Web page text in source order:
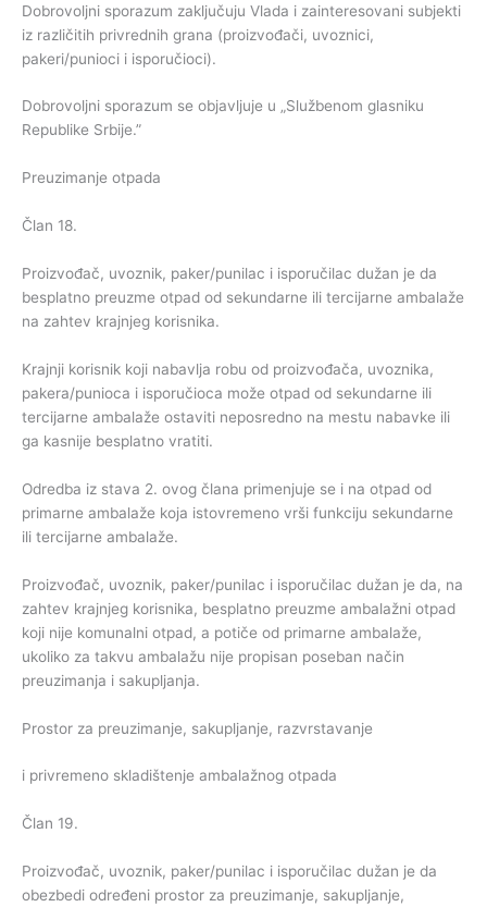
Dobrovoljni sporazum zaključuju Vlada i zainteresovani subjekti
iz različitih privrednih grana (proizvođači, uvoznici,
pakeri/punioci i isporučioci).
Dobrovoljni sporazum se objavljuje u „Službenom glasniku
Republike Srbije.”
Preuzimanje otpada
Član 18.
Proizvođač, uvoznik, paker/punilac i isporučilac dužan je da
besplatno preuzme otpad od sekundarne ili tercijarne ambalaže
na zahtev krajnjeg korisnika.
Krajnji korisnik koji nabavlja robu od proizvođača, uvoznika,
pakera/punioca i isporučioca može otpad od sekundarne ili
tercijarne ambalaže ostaviti neposredno na mestu nabavke ili
ga kasnije besplatno vratiti.
Odredba iz stava 2. ovog člana primenjuje se i na otpad od
primarne ambalaže koja istovremeno vrši funkciju sekundarne
ili tercijarne ambalaže.
Proizvođač, uvoznik, paker/punilac i isporučilac dužan je da, na
zahtev krajnjeg korisnika, besplatno preuzme ambalažni otpad
koji nije komunalni otpad, a potiče od primarne ambalaže,
ukoliko za takvu ambalažu nije propisan poseban način
preuzimanja i sakupljanja.
Prostor za preuzimanje, sakupljanje, razvrstavanje
i privremeno skladištenje ambalažnog otpada
Član 19.
Proizvođač, uvoznik, paker/punilac i isporučilac dužan je da
obezbedi određeni prostor za preuzimanje, sakupljanje,